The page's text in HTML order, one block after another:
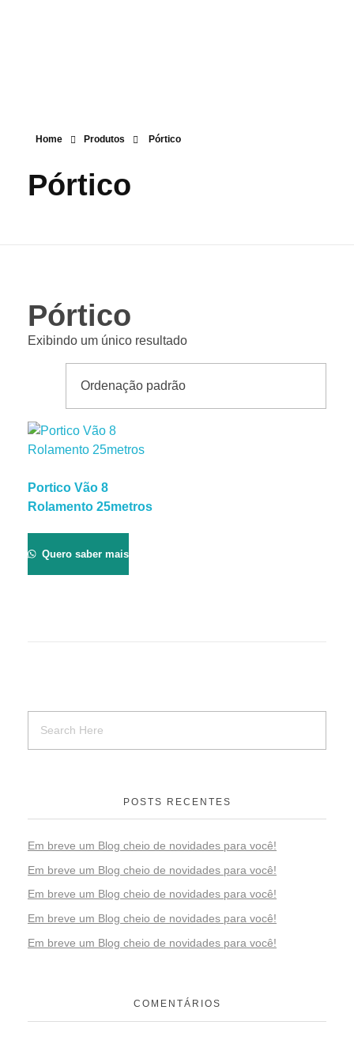
Home Produtos Pórtico
Pórtico
Pórtico
Exibindo um único resultado
Portico Vão 8
Rolamento 25metros
Quero saber mais
POSTS RECENTES
Em breve um Blog cheio de novidades para você!
Em breve um Blog cheio de novidades para você!
Em breve um Blog cheio de novidades para você!
Em breve um Blog cheio de novidades para você!
Em breve um Blog cheio de novidades para você!
COMENTÁRIOS